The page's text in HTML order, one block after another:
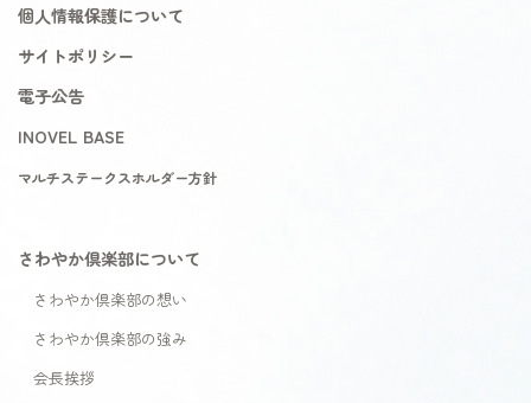
個人情報保護について
サイトポリシー
電子公告
INOVEL BASE
マルチステークスホルダー方針
さわやか倶楽部について
さわやか倶楽部の想い
さわやか倶楽部の強み
会長挨拶